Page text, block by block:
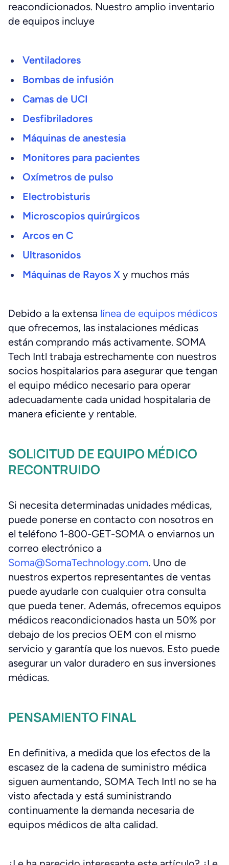
reacondicionados. Nuestro amplio inventario
de equipos incluye
Ventiladores
Bombas de infusión
Camas de UCI
Desfibriladores
Máquinas de anestesia
Monitores para pacientes
Oxímetros de pulso
Electrobisturis
Microscopios quirúrgicos
Arcos en C
Ultrasonidos
Máquinas de Rayos X y muchos más
Debido a la extensa línea de equipos médicos
que ofrecemos, las instalaciones médicas
están comprando más activamente. SOMA
Tech Intl trabaja estrechamente con nuestros
socios hospitalarios para asegurar que tengan
el equipo médico necesario para operar
adecuadamente cada unidad hospitalaria de
manera eficiente y rentable.
SOLICITUD DE EQUIPO MÉDICO
RECONTRUIDO
Si necesita determinadas unidades médicas,
puede ponerse en contacto con nosotros en
el teléfono 1-800-GET-SOMA o enviarnos un
correo electrónico a
Soma@SomaTechnology.com. Uno de
nuestros expertos representantes de ventas
puede ayudarle con cualquier otra consulta
que pueda tener. Además, ofrecemos equipos
médicos reacondicionados hasta un 50% por
debajo de los precios OEM con el mismo
servicio y garantía que los nuevos. Esto puede
asegurar un valor duradero en sus inversiones
médicas.
PENSAMIENTO FINAL
En definitiva, a medida que los efectos de la
escasez de la cadena de suministro médica
siguen aumentando, SOMA Tech Intl no se ha
visto afectada y está suministrando
continuamente la demanda necesaria de
equipos médicos de alta calidad.